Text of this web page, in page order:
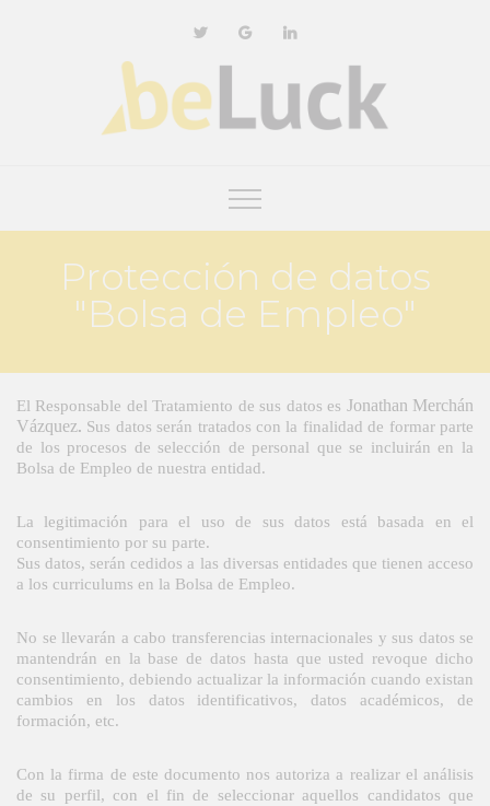
Protección de datos
"Bolsa de Empleo"
El Responsable del Tratamiento de sus datos es Jonathan Merchán
Vázquez. Sus datos serán tratados con la finalidad de formar parte
de los procesos de selección de personal que se incluirán en la
Bolsa de Empleo de nuestra entidad.
La legitimación para el uso de sus datos está basada en el
consentimiento por su parte.
Sus datos, serán cedidos a las diversas entidades que tienen acceso
a los curriculums en la Bolsa de Empleo.
No se llevarán a cabo transferencias internacionales y sus datos se
mantendrán en la base de datos hasta que usted revoque dicho
consentimiento, debiendo actualizar la información cuando existan
cambios en los datos identificativos, datos académicos, de
formación, etc.
Con la firma de este documento nos autoriza a realizar el análisis
de su perfil, con el fin de seleccionar aquellos candidatos que